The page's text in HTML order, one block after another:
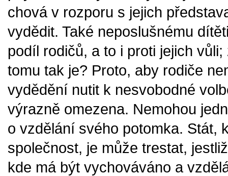
chová v rozporu s jejich
vydědit. Také neposlušnému
podíl rodičů, a to i proti jejich
tomu tak je? Proto, aby rodiče
vydědění nutit k nesvobodné
výrazně omezena. Nemohou
o vzdělání svého potomka. Stát,
společnost, je může trestat,
kde má být vychováváno a